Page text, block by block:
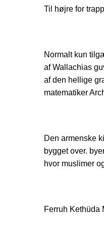
Til højre for
Normalt kun
af Wallachias
af den hellige
matematiker
Den armenske
bygget over.
hvor muslimer
Ferruh Kethüda